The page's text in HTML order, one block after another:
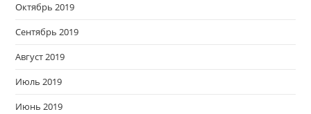
Октябрь 2019
Сентябрь 2019
Август 2019
Июль 2019
Июнь 2019